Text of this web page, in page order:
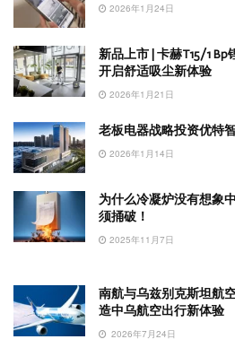
2026年1月24日
新品上市 | 卡赫T15/1 Bp
开启舒适吸尘新体验
2026年1月21日
老板电器战略投资优特
2026年1月14日
为什么冷凝炉没有想象
须捅破！
2025年11月7日
南航与乌兹别克斯坦航
造中乌航空出行新体验
2026年7月24日